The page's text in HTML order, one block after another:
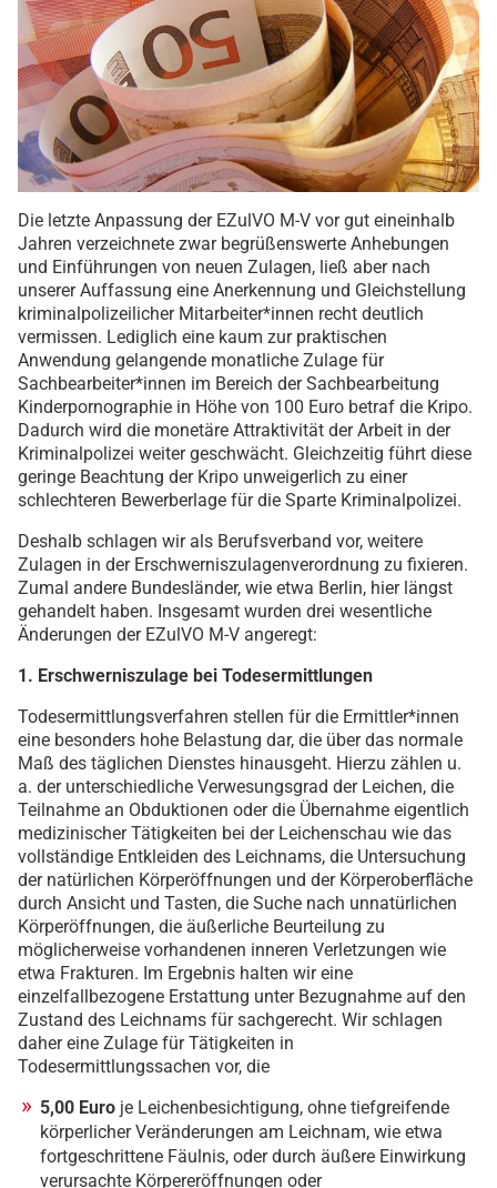
Die letzte Anpassung der EZulVO M-V vor gut eineinhalb
Jahren verzeichnete zwar begrüßenswerte Anhebungen
und Einführungen von neuen Zulagen, ließ aber nach
unserer Auffassung eine Anerkennung und Gleichstellung
kriminalpolizeilicher Mitarbeiter*innen recht deutlich
vermissen. Lediglich eine kaum zur praktischen
Anwendung gelangende monatliche Zulage für
Sachbearbeiter*innen im Bereich der Sachbearbeitung
Kinderpornographie in Höhe von 100 Euro betraf die Kripo.
Dadurch wird die monetäre Attraktivität der Arbeit in der
Kriminalpolizei weiter geschwächt. Gleichzeitig führt diese
geringe Beachtung der Kripo unweigerlich zu einer
schlechteren Bewerberlage für die Sparte Kriminalpolizei.
Deshalb schlagen wir als Berufsverband vor, weitere
Zulagen in der Erschwerniszulagenverordnung zu fixieren.
Zumal andere Bundesländer, wie etwa Berlin, hier längst
gehandelt haben. Insgesamt wurden drei wesentliche
Änderungen der EZulVO M-V angeregt:
1. Erschwerniszulage bei Todesermittlungen
Todesermittlungsverfahren stellen für die Ermittler*innen
eine besonders hohe Belastung dar, die über das normale
Maß des täglichen Dienstes hinausgeht. Hierzu zählen u.
a. der unterschiedliche Verwesungsgrad der Leichen, die
Teilnahme an Obduktionen oder die Übernahme eigentlich
medizinischer Tätigkeiten bei der Leichenschau wie das
vollständige Entkleiden des Leichnams, die Untersuchung
der natürlichen Körperöffnungen und der Körperoberfläche
durch Ansicht und Tasten, die Suche nach unnatürlichen
Körperöffnungen, die äußerliche Beurteilung zu
möglicherweise vorhandenen inneren Verletzungen wie
etwa Frakturen. Im Ergebnis halten wir eine
einzelfallbezogene Erstattung unter Bezugnahme auf den
Zustand des Leichnams für sachgerecht. Wir schlagen
daher eine Zulage für Tätigkeiten in
Todesermittlungssachen vor, die
5,00 Euro je Leichenbesichtigung, ohne tiefgreifende
körperlicher Veränderungen am Leichnam, wie etwa
fortgeschrittene Fäulnis, oder durch äußere Einwirkung
verursachte Körpereröffnungen oder